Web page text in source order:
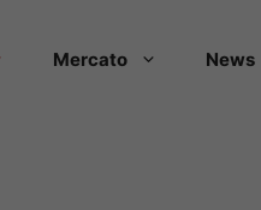
Mercato News